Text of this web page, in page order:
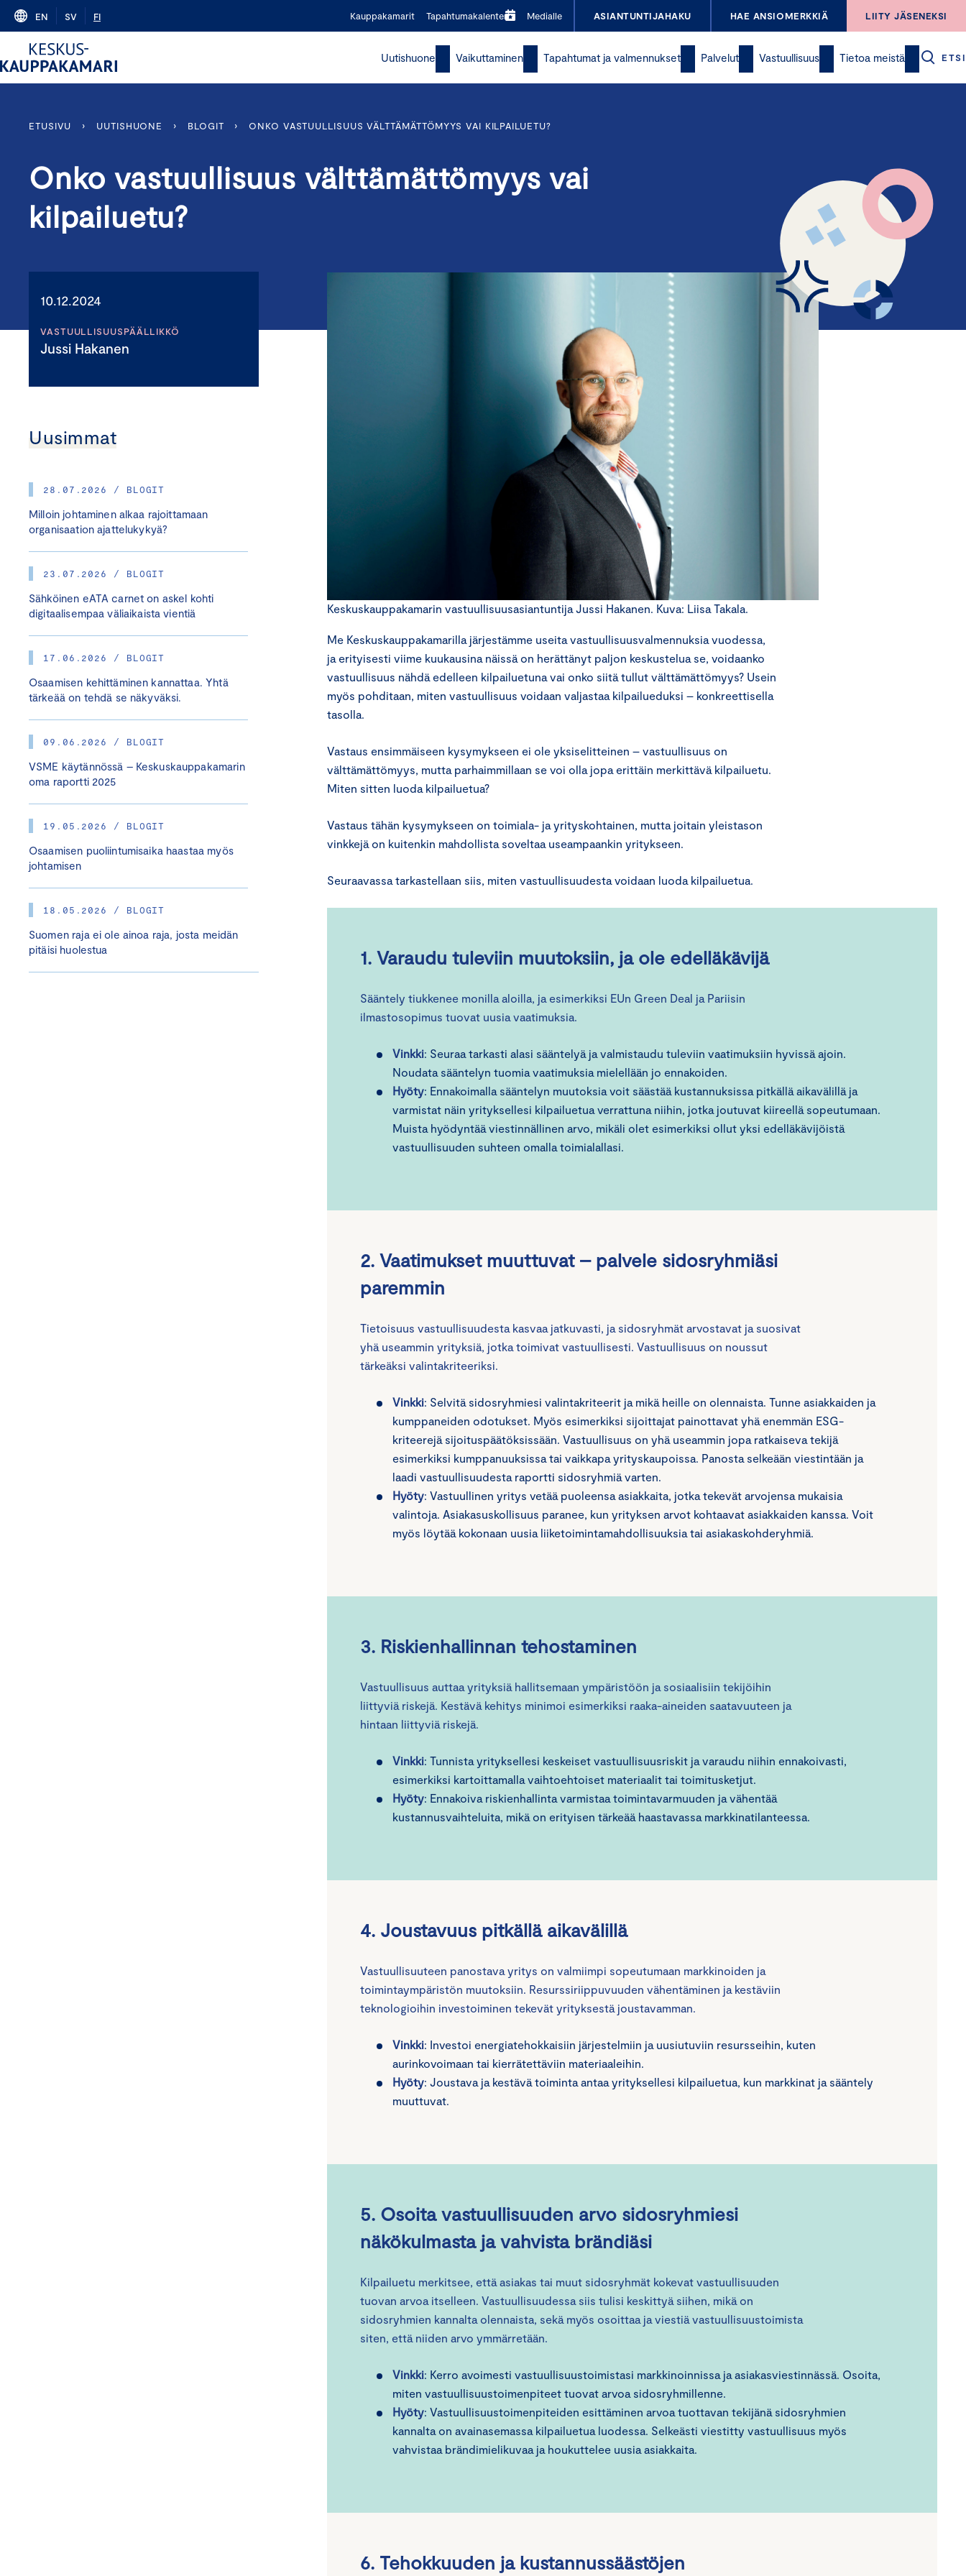
Skip
content
EN SV FI Kauppakamarit Tapahtumakalenteri Medialle ASIANTUNTIJAHAKU HAE ANSIOMERKKIÄ LIITY JÄSENEKSI
Uutishuone Vaikuttaminen Tapahtumat ja valmennukset Palvelut Vastuullisuus Tietoa meistä ETSI
ETUSIVU › UUTISHUONE › BLOGIT › ONKO VASTUULLISUUS VÄLTTÄMÄTTÖMYYS VAI KILPAILUETU?
Onko vastuullisuus välttämättömyys vai
kilpailuetu?
10.12.2024
VASTUULLISUUSPÄÄLLIKKÖ
Jussi Hakanen
Uusimmat
28.07.2026 / BLOGIT
Milloin johtaminen alkaa rajoittamaan
organisaation ajattelukykyä?
23.07.2026 / BLOGIT
Sähköinen eATA carnet on askel kohti
digitaalisempaa väliaikaista vientiä
17.06.2026 / BLOGIT
Osaamisen kehittäminen kannattaa. Yhtä
tärkeää on tehdä se näkyväksi.
09.06.2026 / BLOGIT
VSME käytännössä – Keskuskauppakamarin
oma raportti 2025
19.05.2026 / BLOGIT
Osaamisen puoliintumisaika haastaa myös
johtamisen
18.05.2026 / BLOGIT
Suomen raja ei ole ainoa raja, josta meidän
pitäisi huolestua
Keskuskauppakamarin vastuullisuusasiantuntija Jussi Hakanen. Kuva: Liisa Takala.
Me Keskuskauppakamarilla järjestämme useita vastuullisuusvalmennuksia vuodessa,
ja erityisesti viime kuukausina näissä on herättänyt paljon keskustelua se, voidaanko
vastuullisuus nähdä edelleen kilpailuetuna vai onko siitä tullut välttämättömyys? Usein
myös pohditaan, miten vastuullisuus voidaan valjastaa kilpailueduksi – konkreettisella
tasolla.
Vastaus ensimmäiseen kysymykseen ei ole yksiselitteinen – vastuullisuus on
välttämättömyys, mutta parhaimmillaan se voi olla jopa erittäin merkittävä kilpailuetu.
Miten sitten luoda kilpailuetua?
Vastaus tähän kysymykseen on toimiala- ja yrityskohtainen, mutta joitain yleistason
vinkkejä on kuitenkin mahdollista soveltaa useampaankin yritykseen.
Seuraavassa tarkastellaan siis, miten vastuullisuudesta voidaan luoda kilpailuetua.
1. Varaudu tuleviin muutoksiin, ja ole edelläkävijä
Sääntely tiukkenee monilla aloilla, ja esimerkiksi EUn Green Deal ja Pariisin
ilmastosopimus tuovat uusia vaatimuksia.
Vinkki: Seuraa tarkasti alasi sääntelyä ja valmistaudu tuleviin vaatimuksiin hyvissä ajoin.
Noudata sääntelyn tuomia vaatimuksia mielellään jo ennakoiden.
Hyöty: Ennakoimalla sääntelyn muutoksia voit säästää kustannuksissa pitkällä aikavälillä ja
varmistat näin yrityksellesi kilpailuetua verrattuna niihin, jotka joutuvat kiireellä sopeutumaan.
Muista hyödyntää viestinnällinen arvo, mikäli olet esimerkiksi ollut yksi edelläkävijöistä
vastuullisuuden suhteen omalla toimialallasi.
2. Vaatimukset muuttuvat – palvele sidosryhmiäsi
paremmin
Tietoisuus vastuullisuudesta kasvaa jatkuvasti, ja sidosryhmät arvostavat ja suosivat
yhä useammin yrityksiä, jotka toimivat vastuullisesti. Vastuullisuus on noussut
tärkeäksi valintakriteeriksi.
Vinkki: Selvitä sidosryhmiesi valintakriteerit ja mikä heille on olennaista. Tunne asiakkaiden ja
kumppaneiden odotukset. Myös esimerkiksi sijoittajat painottavat yhä enemmän ESG-
kriteerejä sijoituspäätöksissään. Vastuullisuus on yhä useammin jopa ratkaiseva tekijä
esimerkiksi kumppanuuksissa tai vaikkapa yrityskaupoissa. Panosta selkeään viestintään ja
laadi vastuullisuudesta raportti sidosryhmiä varten.
Hyöty: Vastuullinen yritys vetää puoleensa asiakkaita, jotka tekevät arvojensa mukaisia
valintoja. Asiakasuskollisuus paranee, kun yrityksen arvot kohtaavat asiakkaiden kanssa. Voit
myös löytää kokonaan uusia liiketoimintamahdollisuuksia tai asiakaskohderyhmiä.
3. Riskienhallinnan tehostaminen
Vastuullisuus auttaa yrityksiä hallitsemaan ympäristöön ja sosiaalisiin tekijöihin
liittyviä riskejä. Kestävä kehitys minimoi esimerkiksi raaka-aineiden saatavuuteen ja
hintaan liittyviä riskejä.
Vinkki: Tunnista yrityksellesi keskeiset vastuullisuusriskit ja varaudu niihin ennakoivasti,
esimerkiksi kartoittamalla vaihtoehtoiset materiaalit tai toimitusketjut.
Hyöty: Ennakoiva riskienhallinta varmistaa toimintavarmuuden ja vähentää
kustannusvaihteluita, mikä on erityisen tärkeää haastavassa markkinatilanteessa.
4. Joustavuus pitkällä aikavälillä
Vastuullisuuteen panostava yritys on valmiimpi sopeutumaan markkinoiden ja
toimintaympäristön muutoksiin. Resurssiriippuvuuden vähentäminen ja kestäviin
teknologioihin investoiminen tekevät yrityksestä joustavamman.
Vinkki: Investoi energiatehokkaisiin järjestelmiin ja uusiutuviin resursseihin, kuten
aurinkovoimaan tai kierrätettäviin materiaaleihin.
Hyöty: Joustava ja kestävä toiminta antaa yrityksellesi kilpailuetua, kun markkinat ja sääntely
muuttuvat.
5. Osoita vastuullisuuden arvo sidosryhmiesi
näkökulmasta ja vahvista brändiäsi
Kilpailuetu merkitsee, että asiakas tai muut sidosryhmät kokevat vastuullisuuden
tuovan arvoa itselleen. Vastuullisuudessa siis tulisi keskittyä siihen, mikä on
sidosryhmien kannalta olennaista, sekä myös osoittaa ja viestiä vastuullisuustoimista
siten, että niiden arvo ymmärretään.
Vinkki: Kerro avoimesti vastuullisuustoimistasi markkinoinnissa ja asiakasviestinnässä. Osoita,
miten vastuullisuustoimenpiteet tuovat arvoa sidosryhmillenne.
Hyöty: Vastuullisuustoimenpiteiden esittäminen arvoa tuottavan tekijänä sidosryhmien
kannalta on avainasemassa kilpailuetua luodessa. Selkeästi viestitty vastuullisuus myös
vahvistaa brändimielikuvaa ja houkuttelee uusia asiakkaita.
6. Tehokkuuden ja kustannussäästöjen